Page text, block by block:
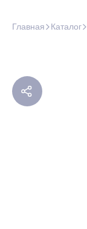
Главная Каталог